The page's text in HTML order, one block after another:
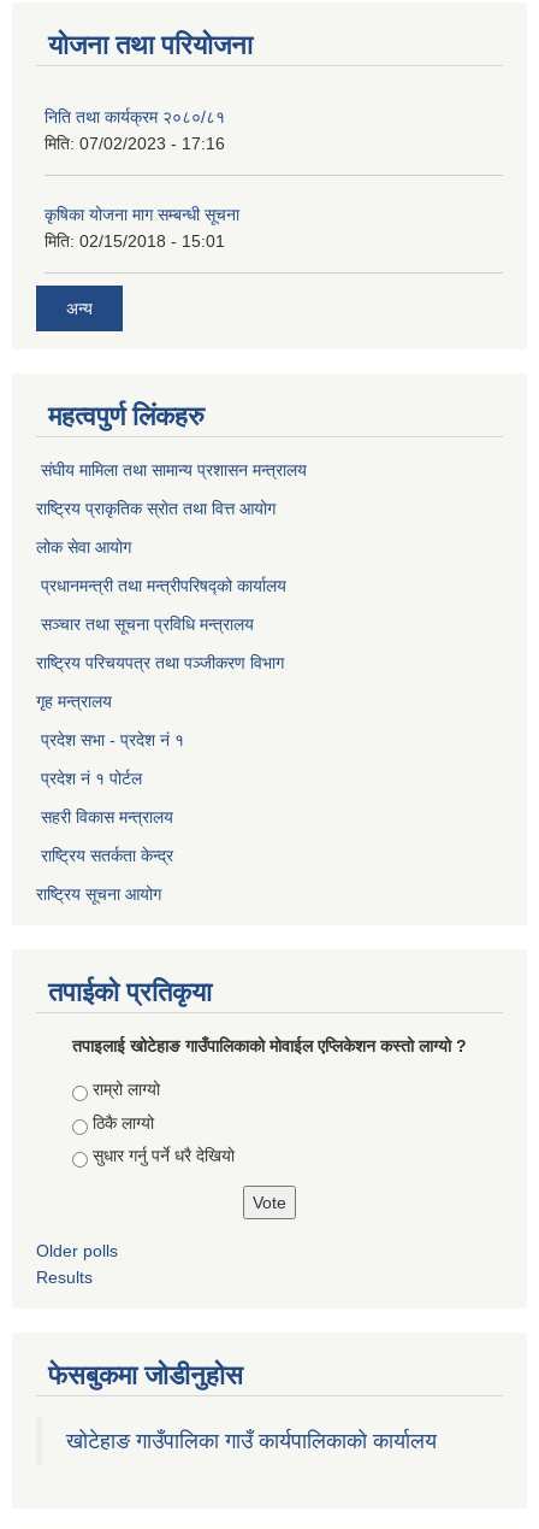
योजना तथा परियोजना
निति तथा कार्यक्रम २०८०/८१
मिति: 07/02/2023 - 17:16
कृषिका योजना माग सम्बन्धी सूचना
मिति: 02/15/2018 - 15:01
अन्य
महत्वपुर्ण लिंकहरु
संघीय मामिला तथा सामान्य प्रशासन मन्त्रालय
राष्ट्रिय प्राकृतिक स्राेत तथा वित्त आयोग
लोक सेवा आयोग
प्रधानमन्त्री तथा मन्त्रीपरिषद्को कार्यालय
सञ्‍चार तथा सूचना प्रविधि मन्त्रालय
राष्ट्रिय परिचयपत्र तथा पञ्जीकरण विभाग​
गृह मन्त्रालय
प्रदेश सभा - प्रदेश नं १
प्रदेश नं १ पोर्टल
सहरी विकास मन्त्रालय
राष्ट्रिय सतर्कता केन्द्र
राष्ट्रिय सूचना आयोग
तपाईको प्रतिकृया
तपाइलाई खोटेहाङ गाउँपालिकाको माेवाईल एप्लिकेशन कस्तो लाग्यो ?
Choices
राम्रो लाग्यो
ठिकै लाग्यो
सुधार गर्नु पर्ने धरै देखियाे
Older polls
Results
फेसबुकमा जोडीनुहोस
खोटेहाङ गाउँपालिका गाउँ कार्यपालिकाको कार्यालय